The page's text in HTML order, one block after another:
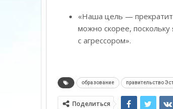
«Наша цель —
можно скорее,
с агрессором».
образование правительство
Поделиться